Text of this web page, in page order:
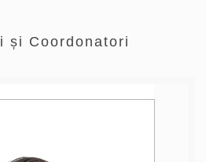
și Coordonatori